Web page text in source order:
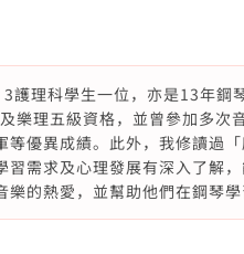
護理科學生一位，亦是13年鋼
樂理五級資格，並曾參加多次
等優異成績。此外，我修讀過
習需求及心理發展有深入了解
的熱愛，並幫助他們在鋼琴學